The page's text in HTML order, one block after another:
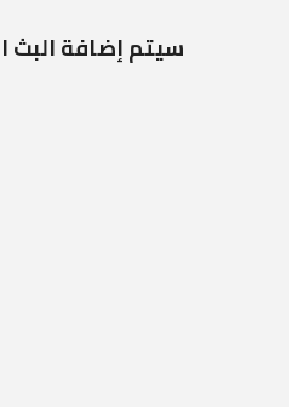
سيتم إضافة البث